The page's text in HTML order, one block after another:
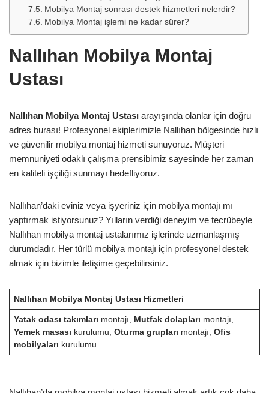
Mobilya Montaj sonrası destek hizmetleri nelerdir?
Mobilya Montaj işlemi ne kadar sürer?
Nallıhan Mobilya Montaj
Ustası
Nallıhan Mobilya Montaj Ustası arayışında olanlar için doğru
adres burası! Profesyonel ekiplerimizle Nallıhan bölgesinde hızlı
ve güvenilir mobilya montaj hizmeti sunuyoruz. Müşteri
memnuniyeti odaklı çalışma prensibimiz sayesinde her zaman
en kaliteli işçiliği sunmayı hedefliyoruz.
Nallıhan’daki eviniz veya işyeriniz için mobilya montajı mı
yaptırmak istiyorsunuz? Yılların verdiği deneyim ve tecrübeyle
Nallıhan mobilya montaj ustalarımız işlerinde uzmanlaşmış
durumdadır. Her türlü mobilya montajı için profesyonel destek
almak için bizimle iletişime geçebilirsiniz.
Nallıhan Mobilya Montaj Ustası Hizmetleri
Yatak odası takımları montajı, Mutfak dolapları montajı,
Yemek masası kurulumu, Oturma grupları montajı, Ofis
mobilyaları kurulumu